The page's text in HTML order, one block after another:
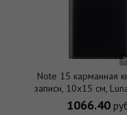
Note 15 карманная
записи, 10х15 см,
1066.40